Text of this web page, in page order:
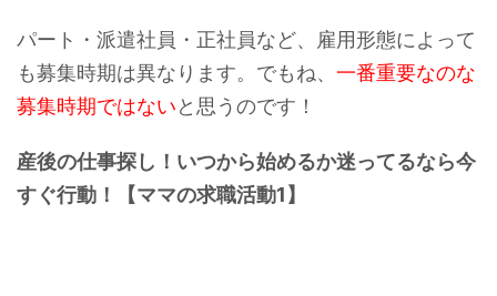
パート・派遣社員・正社員など、雇用形態によって
も募集時期は異なります。でもね、 一番重要なのな
募集時期ではないと思うのです！
産後の仕事探し！いつから始めるか迷ってるなら今
すぐ行動！【ママの求職活動1】